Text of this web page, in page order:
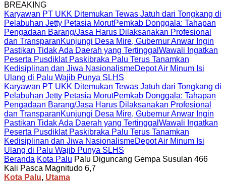
BREAKING
Karyawan PT UKK Ditemukan Tewas Jatuh dari Tongkang di
Pelabuhan Jetty Petasia MorutPemkab Donggala: Tahapan
Pengadaan Barang/Jasa Harus Dilaksanakan Profesional
dan TransparanKunjungi Desa Mire, Gubernur Anwar Ingin
Pastikan Tidak Ada Daerah yang Tertinggal Wawali Ingatkan
Peserta Pusdiklat Paskibraka Palu Terus Tanamkan
Kedisiplinan dan Jiwa NasionalismeDepot Air Minum Isi
Ulang di Palu Wajib Punya SLHS
Karyawan PT UKK Ditemukan Tewas Jatuh dari Tongkang di
Pelabuhan Jetty Petasia MorutPemkab Donggala: Tahapan
Pengadaan Barang/Jasa Harus Dilaksanakan Profesional
dan TransparanKunjungi Desa Mire, Gubernur Anwar Ingin
Pastikan Tidak Ada Daerah yang Tertinggal Wawali Ingatkan
Peserta Pusdiklat Paskibraka Palu Terus Tanamkan
Kedisiplinan dan Jiwa NasionalismeDepot Air Minum Isi
Ulang di Palu Wajib Punya SLHS
Beranda Kota Palu Palu Diguncang Gempa Susulan 466
Kali Pasca Magnitudo 6,7
Kota Palu, Utama